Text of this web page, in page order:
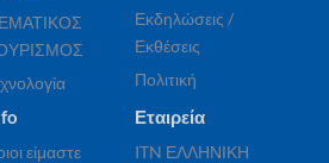
Εκδηλώσεις /
Εκθέσεις
Πολιτική
είμαστε
Εταιρεία
ITN ΕΛΛΗΝΙΚΗ